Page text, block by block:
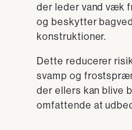
der leder vand væk
og beskytter
konstruktioner.
Dette reducerer
svamp og
der ellers kan blive
omfattende at